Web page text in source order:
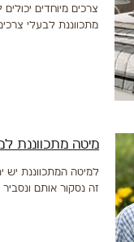
צרכים מיוחדים
מתכווננת לבעלי
מיטה מתכווננת
למיטה המתכווננת יש
זה נסקור אותם